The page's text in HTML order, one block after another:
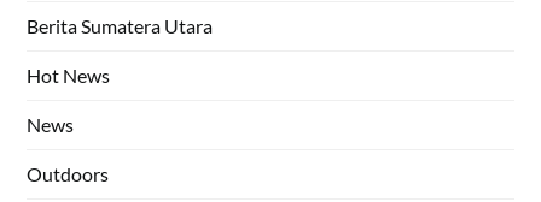
Berita Sumatera Utara
Hot News
News
Outdoors